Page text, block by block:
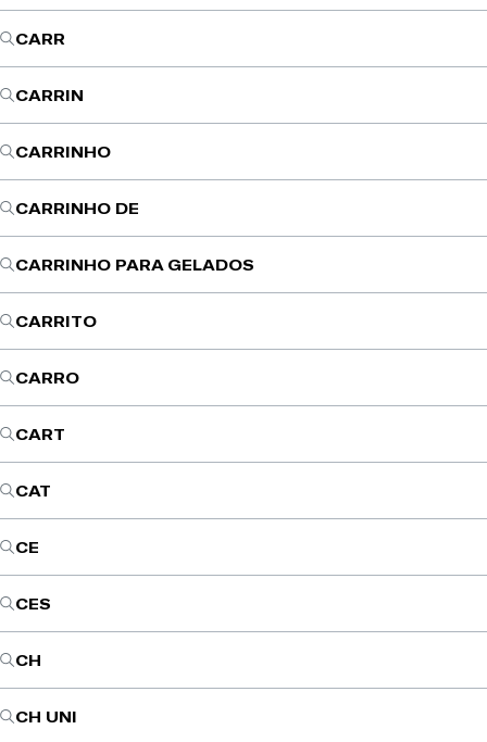
CARR
CARRIN
CARRINHO
CARRINHO DE
CARRINHO PARA GELADOS
CARRITO
CARRO
CART
CAT
CE
CES
CH
CH UNI